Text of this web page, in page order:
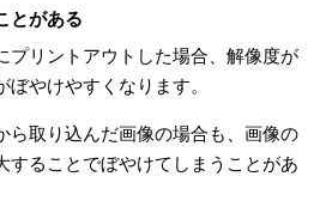
とがある
プリントアウトした場合、解像度が
やけやすくなります。
ら取り込んだ画像の場合も、画像の
することでぼやけてしまうことがあ